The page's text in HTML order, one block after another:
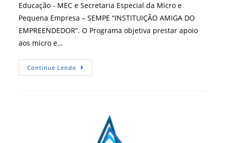
Educação - MEC e Secretaria Especial da Micro e
Pequena Empresa – SEMPE “INSTITUIÇÃO AMIGA DO
EMPREENDEDOR”. O Programa objetiva prestar apoio
aos micro e…
Continue Lendo Programa
IAE